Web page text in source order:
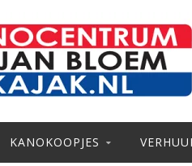
KANOKOOPJES